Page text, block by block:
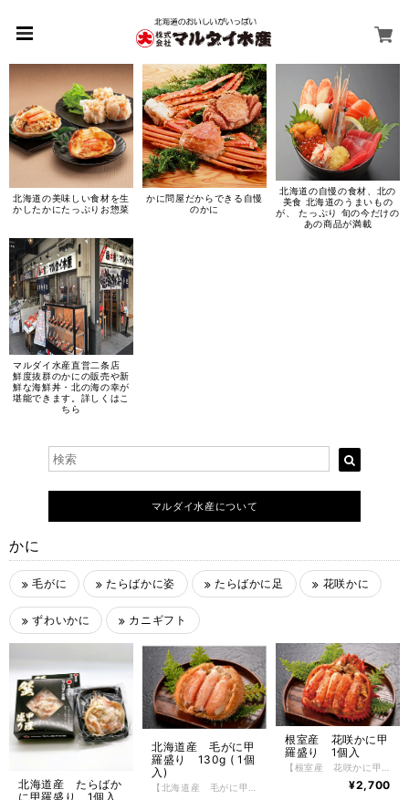
北海道の美味しい食材を生
かしたかにたっぷりお惣菜
かに問屋だからできる自慢
のかに
北海道の自慢の食材、北の
美食 北海道のうまいもの
が、 たっぷり 旬の今だけの
あの商品が満載
マルダイ水産直営二条店
鮮度抜群のかにの販売や新
鮮な海鮮丼・北の海の幸が
堪能できます。詳しくはこ
ちら
マルダイ水産について
かに
毛がに たらばかに姿 たらばかに足 花咲かに
ずわいかに カニギフト
北海道産 たらばか
に甲羅盛り 1個入
北海道産 毛がに甲
羅盛り 130g ( 1個
入)
根室産 花咲かに甲
羅盛り 1個入
¥2,700